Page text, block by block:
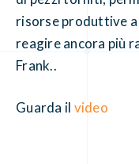
risorse produttive
reagire ancora più
Frank..
Guarda il video